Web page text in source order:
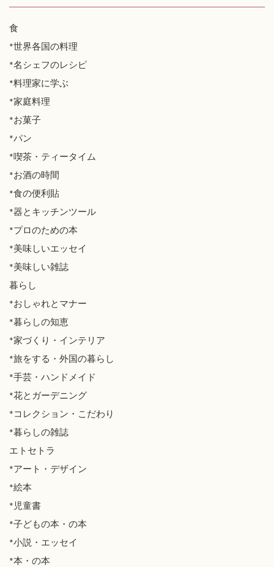
食
*世界各国の料理
*名シェフのレシピ
*料理家に学ぶ
*家庭料理
*お菓子
*パン
*喫茶・ティータイム
*お酒の時間
*食の便利貼
*器とキッチンツール
*プロのための本
*美味しいエッセイ
*美味しい雑誌
暮らし
*おしゃれとマナー
*暮らしの知恵
*家づくり・インテリア
*旅をする・外国の暮らし
*手芸・ハンドメイド
*花とガーデニング
*コレクション・こだわり
*暮らしの雑誌
エトセトラ
*アート・デザイン
*絵本
*児童書
*子どもの本・の本
*小説・エッセイ
*本・の本